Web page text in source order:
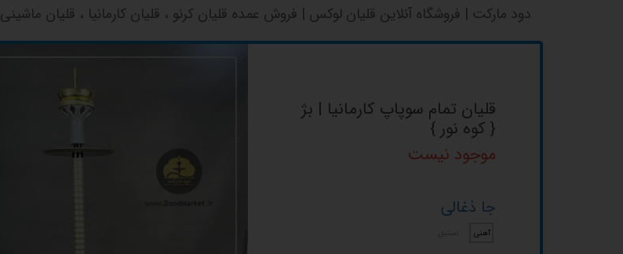
دود مارکت | فروشگاه آنلاین قلیان لوکس | فروش عمده قلیان کرنو ، قلیان کارمانیا ، قلیان ماشینی
قلیان تمام سوپاپ کارمانیا | بژ
{ کوه نور }
موجود نیست
جا ذغالی
آهنی